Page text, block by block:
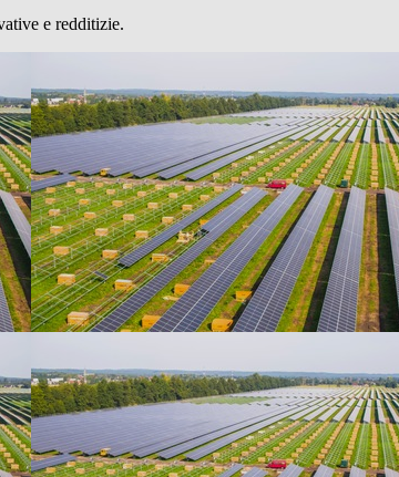
e redditizie.